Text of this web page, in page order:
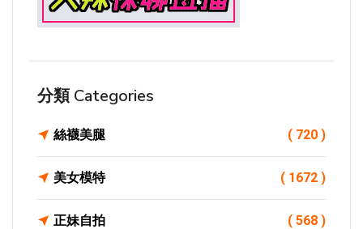
分類 Categories
絲襪美腿 ( 720 )
美女模特 ( 1672 )
正妹自拍 ( 568 )